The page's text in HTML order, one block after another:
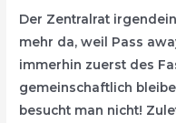
Der Zentralrat
mehr da, weil Pass
immerhin zuerst des
gemeinschaftlich
besucht man nicht!